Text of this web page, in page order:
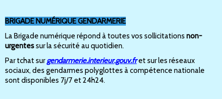
BRIGADE NUMÉRIQUE GENDARMERIE
La Brigade numérique répond à toutes vos sollicitations non-
urgentessur la sécurité au quotidien.
Par tchat surgendarmerie.interieur.gouv.fret sur les réseaux
sociaux, des gendarmes polyglottes à compétence nationale
sont disponibles 7j/7 et 24h24.